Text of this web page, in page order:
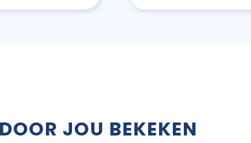
JOU BEKEKEN